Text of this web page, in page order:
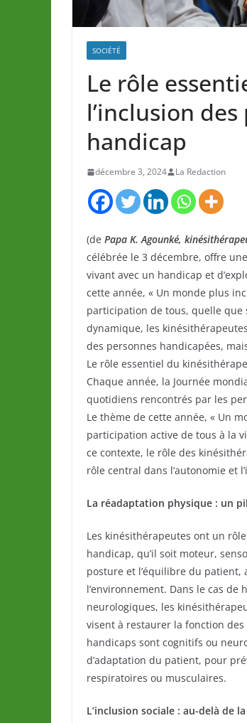
SOCIÉTÉ
Le rôle
l’inclusion
handicap
décembre 3, 2024 La Redaction
(de Papa K. Agounké,
célébrée le 3 décembre, offre
vivant avec un handicap et
cette année, « Un monde plus
participation de tous, quelle que
dynamique, les
des personnes handicapées,
Le rôle essentiel du
Chaque année, la Journée
quotidiens rencontrés par les
Le thème de cette année, « Un
participation active de tous à la
ce contexte, le rôle des
rôle central dans l’autonomie et
La réadaptation physique : un
Les kinésithérapeutes ont un
handicap, qu’il soit moteur,
posture et l’équilibre du patient,
l’environnement. Dans le cas
neurologiques, les
visent à restaurer la fonction
handicaps sont cognitifs ou
d’adaptation du patient, pour
respiratoires ou musculaires.
L’inclusion sociale : au-delà de